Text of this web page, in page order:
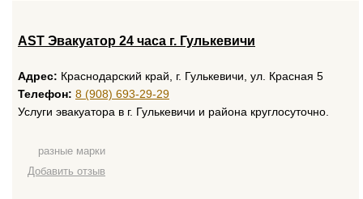
AST Эвакуатор 24 часа г. Гулькевичи
Адрес: Краснодарский край, г. Гулькевичи, ул. Красная 5
Телефон: 8 (908) 693-29-29
Услуги эвакуатора в г. Гулькевичи и района круглосуточно.
разные марки
Добавить отзыв